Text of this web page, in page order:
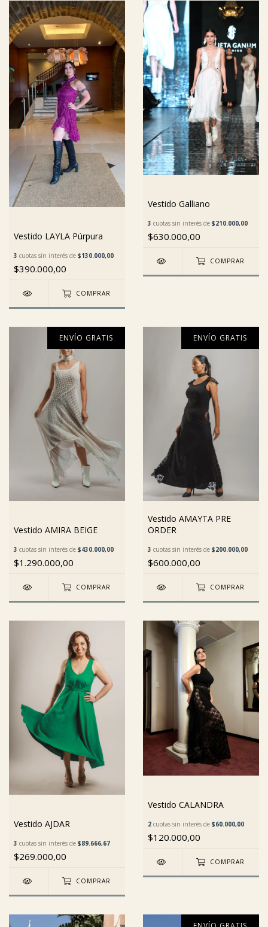
Vestido LAYLA Púrpura
3 cuotas sin interés de $130.000,00
$390.000,00
COMPRAR
Vestido Galliano
3 cuotas sin interés de $210.000,00
$630.000,00
COMPRAR
ENVÍO GRATIS
Vestido AMIRA BEIGE
3 cuotas sin interés de $430.000,00
$1.290.000,00
COMPRAR
ENVÍO GRATIS
Vestido AMAYTA PRE
ORDER
3 cuotas sin interés de $200.000,00
$600.000,00
COMPRAR
Vestido AJDAR
3 cuotas sin interés de $89.666,67
$269.000,00
COMPRAR
Vestido CALANDRA
2 cuotas sin interés de $60.000,00
$120.000,00
COMPRAR